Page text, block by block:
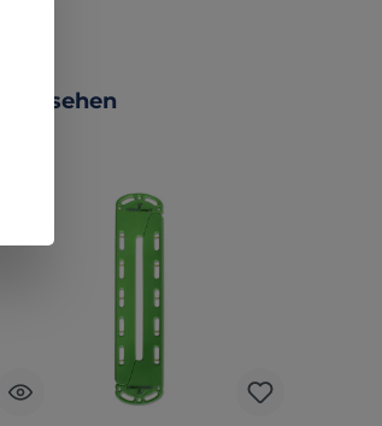
ansehen